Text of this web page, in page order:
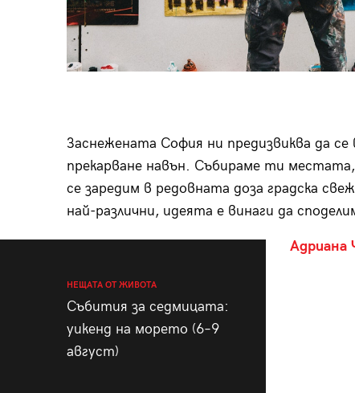
Заснежената София ни предизвиква да
прекарване навън. Събираме ти
се заредим в редовната доза градска
най-различни, идеята е винаги да
НЕЩАТА ОТ ЖИВОТА
Събития за седмицата:
уикенд на морето (6–9
август)
Адриана